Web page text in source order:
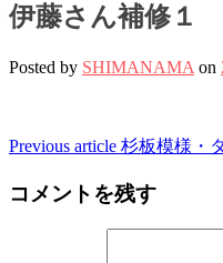
伊藤さん補修１
Posted by SHIMANAMA on
Continue
Reading
Previous article 杉板模様・
コメントを残す